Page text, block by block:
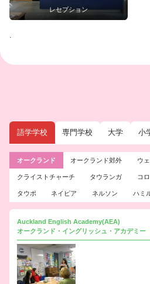
レセプション
語学学校 専門学校 大学 小
オークランド オークランド郊外 ウ
クライストチャーチ タウランガ コ
タウポ ネイピア ネルソン ハミ
Auckland English Academy(AEA)
オークランド・イングリッシュ・アカデミー